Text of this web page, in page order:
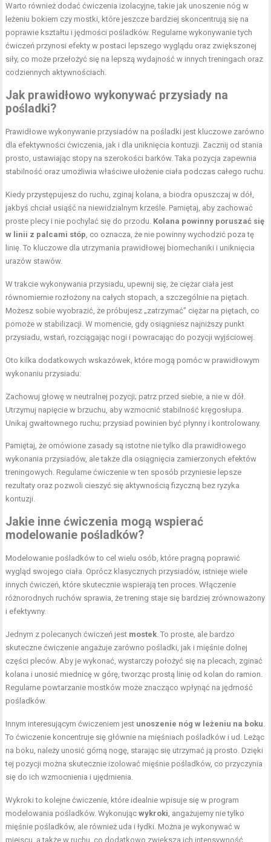
Warto również dodać ćwiczenia izolacyjne, takie jak unoszenie nóg w
leżeniu bokiem czy mostki, które jeszcze bardziej skoncentrują się na
poprawie kształtu i jędrności pośladków. Regularne wykonywanie tych
ćwiczeń przynosi efekty w postaci lepszego wyglądu oraz zwiększonej
siły, co może przełożyć się na lepszą wydajność w innych treningach oraz
codziennych aktywnościach.
Jak prawidłowo wykonywać przysiady na
pośladki?
Prawidłowe wykonywanie przysiadów na pośladki jest kluczowe zarówno
dla efektywności ćwiczenia, jak i dla uniknięcia kontuzji. Zacznij od stania
prosto, ustawiając stopy na szerokości barków. Taka pozycja zapewnia
stabilność oraz umożliwia właściwe ułożenie ciała podczas całego ruchu.
Kiedy przystępujesz do ruchu, zginaj kolana, a biodra opuszczaj w dół,
jakbyś chciał usiąść na niewidzialnym krześle. Pamiętaj, aby zachować
proste plecy i nie pochylać się do przodu. Kolana powinny poruszać się
w linii z palcami stóp, co oznacza, że nie powinny wychodzić poza tę
linię. To kluczowe dla utrzymania prawidłowej biomechaniki i uniknięcia
urazów stawów.
W trakcie wykonywania przysiadu, upewnij się, że ciężar ciała jest
równomiernie rozłożony na całych stopach, a szczególnie na piętach.
Możesz sobie wyobrazić, że próbujesz „zatrzymać” ciężar na piętach, co
pomoże w stabilizacji. W momencie, gdy osiągniesz najniższy punkt
przysiadu, wstań, rozciągając nogi i powracając do pozycji wyjściowej.
Oto kilka dodatkowych wskazówek, które mogą pomóc w prawidłowym
wykonaniu przysiadu:
Zachowuj głowę w neutralnej pozycji; patrz przed siebie, a nie w dół.
Utrzymuj napięcie w brzuchu, aby wzmocnić stabilność kręgosłupa.
Unikaj gwałtownego ruchu; przysiad powinien być płynny i kontrolowany.
Pamiętaj, że omówione zasady są istotne nie tylko dla prawidłowego
wykonania przysiadów, ale także dla osiągnięcia zamierzonych efektów
treningowych. Regularne ćwiczenie w ten sposób przyniesie lepsze
rezultaty oraz pozwoli cieszyć się aktywnością fizyczną bez ryzyka
kontuzji.
Jakie inne ćwiczenia mogą wspierać
modelowanie pośladków?
Modelowanie pośladków to cel wielu osób, które pragną poprawić
wygląd swojego ciała. Oprócz klasycznych przysiadów, istnieje wiele
innych ćwiczeń, które skutecznie wspierają ten proces. Włączenie
różnorodnych ruchów sprawia, że trening staje się bardziej zrównoważony
i efektywny.
Jednym z polecanych ćwiczeń jest mostek. To proste, ale bardzo
skuteczne ćwiczenie angażuje zarówno pośladki, jak i mięśnie dolnej
części pleców. Aby je wykonać, wystarczy położyć się na plecach, zginać
kolana i unosić miednicę w górę, tworząc prostą linię od kolan do ramion.
Regularne powtarzanie mostków może znacząco wpłynąć na jędrność
pośladków.
Innym interesującym ćwiczeniem jest unoszenie nóg w leżeniu na boku.
To ćwiczenie koncentruje się głównie na mięśniach pośladków i ud. Leżąc
na boku, należy unosić górną nogę, starając się utrzymać ją prosto. Dzięki
tej pozycji można skutecznie izolować mięśnie pośladków, co przyczynia
się do ich wzmocnienia i ujędrnienia.
Wykroki to kolejne ćwiczenie, które idealnie wpisuje się w program
modelowania pośladków. Wykonującwykroki, angażujemy nie tylko
mięśnie pośladków, ale również uda i łydki. Można je wykonywać w
miejscu, a także w ruchu, co dodatkowo zwiększa ich intensywność.